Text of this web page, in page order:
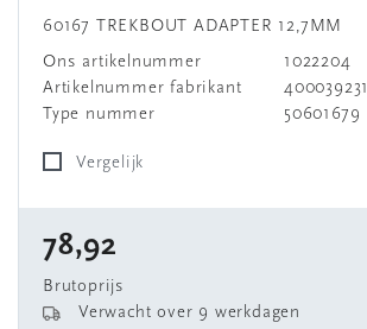
60167 TREKBOUT ADAPTER 12,7MM
Ons artikelnummer
1022204
Artikelnummer fabrikant
400039231
Type nummer
50601679
Vergelijk
78,92
Brutoprijs
Verwacht over 9 werkdagen